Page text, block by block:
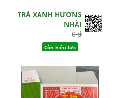
TRÀ XANH HƯƠNG
NHÀI
0 đ
Còn hiệu lực